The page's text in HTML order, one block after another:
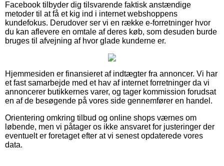
Facebook tilbyder dig tilsvarende faktisk anstændige
metoder til at få et kig ind i internet webshoppens
kundefokus. Derudover ser vi en række e-forretninger hvor
du kan aflevere en omtale af deres køb, som desuden burde
bruges til afvejning af hvor glade kunderne er.
Hjemmesiden er finansieret af indtægter fra annoncer. Vi har
et fast samarbejde med et hav af internet forretninger da vi
annoncerer butikkernes varer, og tager kommission forudsat
en af de besøgende på vores side gennemfører en handel.
Orientering omkring tilbud og online shops værnes om
løbende, men vi påtager os ikke ansvaret for justeringer der
eventuelt er foretaget efter at vi senest opdaterede vores
data.